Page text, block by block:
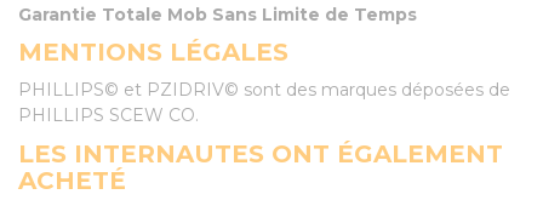
Garantie Totale Mob Sans Limite de Temps
MENTIONS LÉGALES
PHILLIPS© et PZIDRIV© sont des marques déposées de
PHILLIPS SCEW CO.
LES INTERNAUTES ONT ÉGALEMENT
ACHETÉ